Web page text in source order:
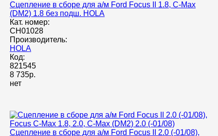
Сцепление в сборе для а/м Ford Focus II 1.8, C-Max
(DM2) 1.8 без подш. HOLA
Кат. номер:
CH01028
Производитель:
HOLA
Код:
821545
8 735р.
нет
Сцепление в сборе для а/м Ford Focus II 2.0 (-01/08),